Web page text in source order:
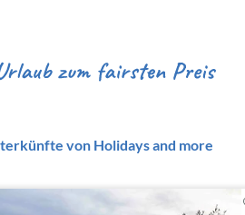
von Holidays and more